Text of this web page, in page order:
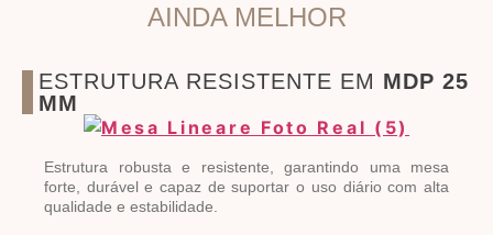
AINDA MELHOR
ESTRUTURA RESISTENTE EM MDP 25
MM
Estrutura robusta e resistente, garantindo uma mesa
forte, durável e capaz de suportar o uso diário com alta
qualidade e estabilidade.